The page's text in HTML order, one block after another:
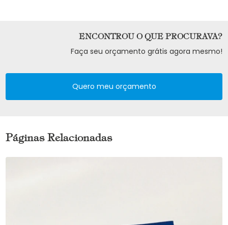
ENCONTROU O QUE PROCURAVA?
Faça seu orçamento grátis agora mesmo!
Quero meu orçamento
Páginas Relacionadas